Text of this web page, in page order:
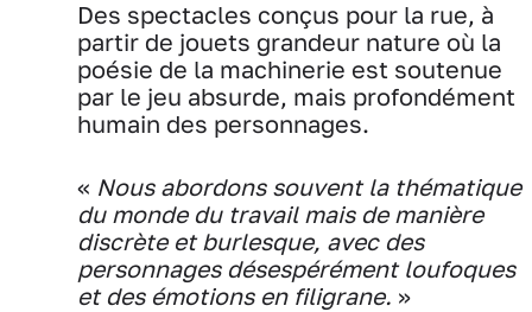
Des spectacles conçus pour la rue, à
partir de jouets grandeur nature où la
poésie de la machinerie est soutenue
par le jeu absurde, mais profondément
humain des personnages.
« Nous abordons souvent la thématique
du monde du travail mais de manière
discrète et burlesque, avec des
personnages désespérément loufoques
et des émotions en filigrane. »